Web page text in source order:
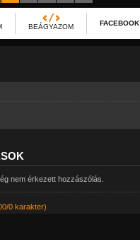
BEÁGYAZOM FACEBOOK
nem érkezett hozzászólás.
0 karakter)